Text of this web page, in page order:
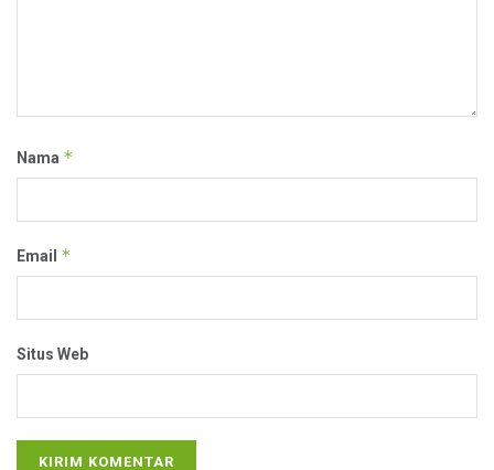
Nama *
Email *
Situs Web